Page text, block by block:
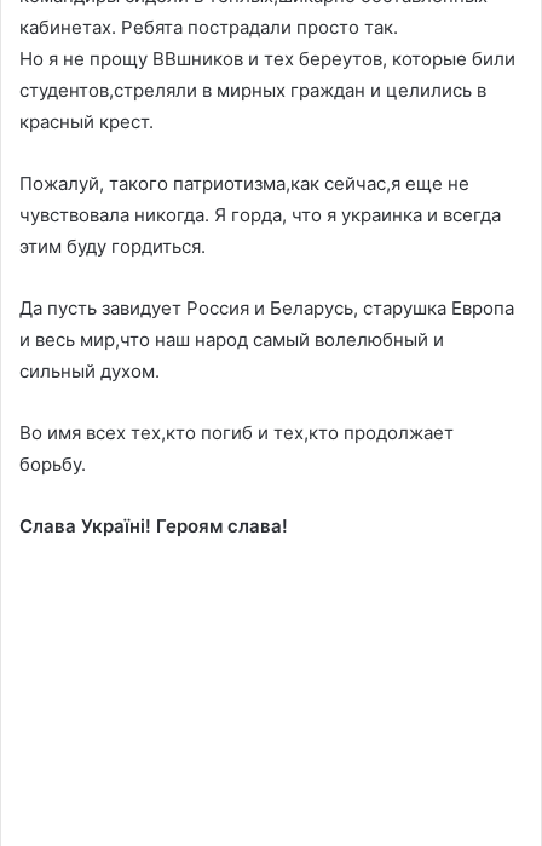
кабинетах. Ребята пострадали просто так.
Но я не прощу ВВшников и тех береутов, которые били
студентов,стреляли в мирных граждан и целились в
красный крест.
Пожалуй, такого патриотизма,как сейчас,я еще не
чувствовала никогда. Я горда, что я украинка и всегда
этим буду гордиться.
Да пусть завидует Россия и Беларусь, старушка Европа
и весь мир,что наш народ самый волелюбный и
сильный духом.
Во имя всех тех,кто погиб и тех,кто продолжает
борьбу.
Слава Україні! Героям слава!